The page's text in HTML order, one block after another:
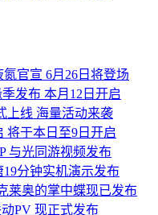
官宣 6月26日将登场
发布 本月12日开启
上线 海量活动来袭
将于本日至9日开启
与光同游视频发布
分钟实机演示发布
莱奥的掌中蝶现已发布
PV 现正式发布